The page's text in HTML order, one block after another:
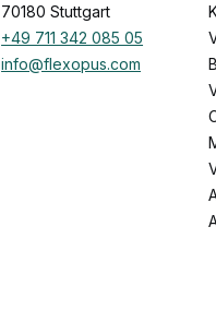
70180 Stuttgart
+49 711 342 085 05
info@flexopus.com